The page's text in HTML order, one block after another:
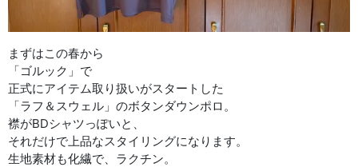
まずはこの春から
「ゴルック」で
正式にアイテム取り扱いがスタートした
「ラフ＆スウェル」のボタンダウンポロ。
襟がBDシャツっぽいと、
それだけで上品なスタイリングになります。
生地素材も化繊で、ラクチン。